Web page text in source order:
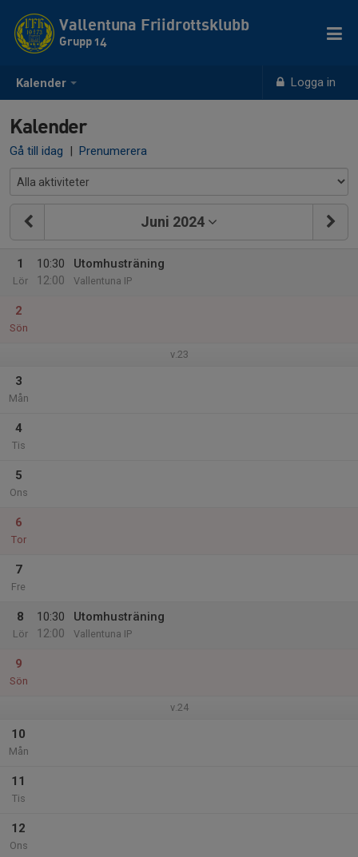
Kalender Logga in
Vallentuna Friidrottsklubb
Grupp 14
Kalender
Gå till idag | Prenumerera
Juni 2024
1
Lör
10:30
12:00
Utomhusträning
Vallentuna IP
2
Sön
v.23
3
Mån
4
Tis
5
Ons
6
Tor
7
Fre
8
Lör
10:30
12:00
Utomhusträning
Vallentuna IP
9
Sön
v.24
10
Mån
11
Tis
12
Ons